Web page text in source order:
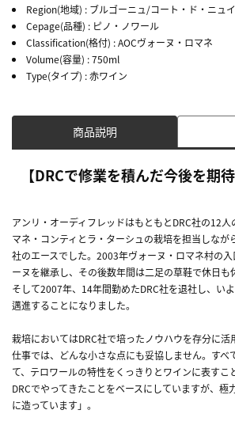
Region(地域) : ブルゴーニュ/コート・ド・ニュ
Cepage(品種) : ピノ・ノワール
Classification(格付) : AOCヴォーヌ・ロマネ
Volume(容量) : 750ml
Type(タイプ) : 赤ワイン
商品説明
【DRCで修業を積んだ今後を期
アンリ・オーディフレッドはもともとDRC社の12
マネ・コンティとラ・ターシュの栽培を担当しなが
社のエースでした。2003年ヴォーヌ・ロマネ村の
ーヌを継承し、その後数年間は二足の草鞋で休日も
そして2007年、14年間勤めたDRC社を退社し、い
邁進することになりました。
栽培においてはDRC社で培ったノウハウを存分に
仕事では、どんな小さな点にも妥協しません。すべ
て、テロワールの特性をくっきりとワインに表すこ
DRCでやってきたことをベースにしていますが、極
に造っています」。